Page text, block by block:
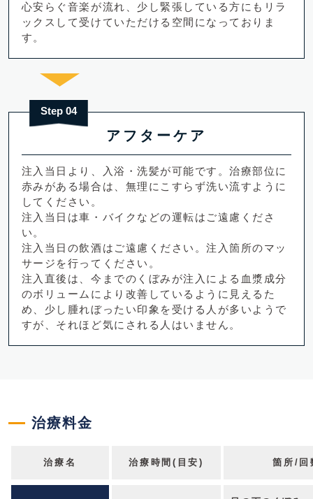
心安らぐ音楽が流れ、少し緊張している方にもリラ
ックスして受けていただける空間になっておりま
す。
Step 04
アフターケア
注入当日より、入浴・洗髪が可能です。治療部位に
赤みがある場合は、無理にこすらず洗い流すように
してください。
注入当日は車・バイクなどの運転はご遠慮くださ
い。
注入当日の飲酒はご遠慮ください。注入箇所のマッ
サージを行ってください。
注入直後は、今までのくぼみが注入による血漿成分
のボリュームにより改善しているように見えるた
め、少し腫れぼったい印象を受ける人が多いようで
すが、それほど気にされる人はいません。
治療料金
治療名 治療時間(目安) 箇所/回